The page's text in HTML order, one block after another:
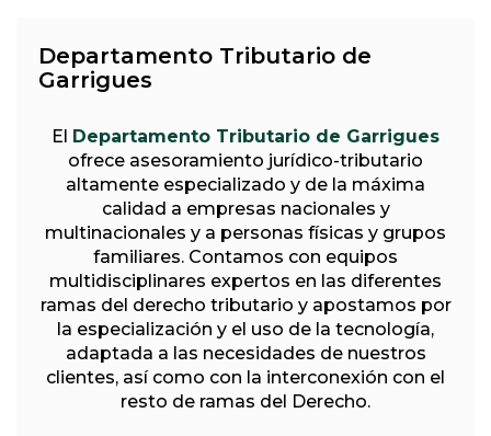
Departamento Tributario de
Garrigues
El Departamento Tributario de Garrigues
ofrece asesoramiento jurídico-tributario
altamente especializado y de la máxima
calidad a empresas nacionales y
multinacionales y a personas físicas y grupos
familiares. Contamos con equipos
multidisciplinares expertos en las diferentes
ramas del derecho tributario y apostamos por
la especialización y el uso de la tecnología,
adaptada a las necesidades de nuestros
clientes, así como con la interconexión con el
resto de ramas del Derecho.